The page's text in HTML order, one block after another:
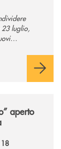
23 luglio,
aperto